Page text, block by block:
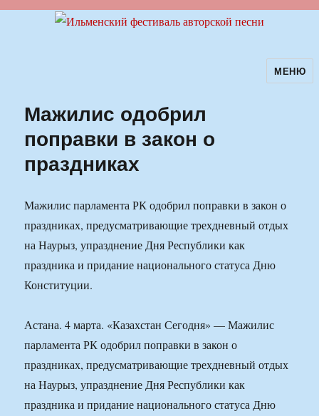
Ильменский фестиваль авторскойМЕНЮ
Мажилис одобрил
поправки в закон о
праздниках
Мажилис парламента РК одобрил поправки в закон о
праздниках, предусматривающие трехдневный отдых
на Наурыз, упразднение Дня Республики как
праздника и придание национального статуса Дню
Конституции.
Астана. 4 марта. «Казахстан Сегодня» — Мажилис
парламента РК одобрил поправки в закон о
праздниках, предусматривающие трехдневный отдых
на Наурыз, упразднение Дня Республики как
праздника и придание национального статуса Дню